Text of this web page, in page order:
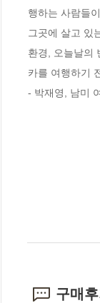
행하는 사람들
그곳에 살고 있
환경, 오늘날의
카를 여행하기
- 박재영, 남미
구매